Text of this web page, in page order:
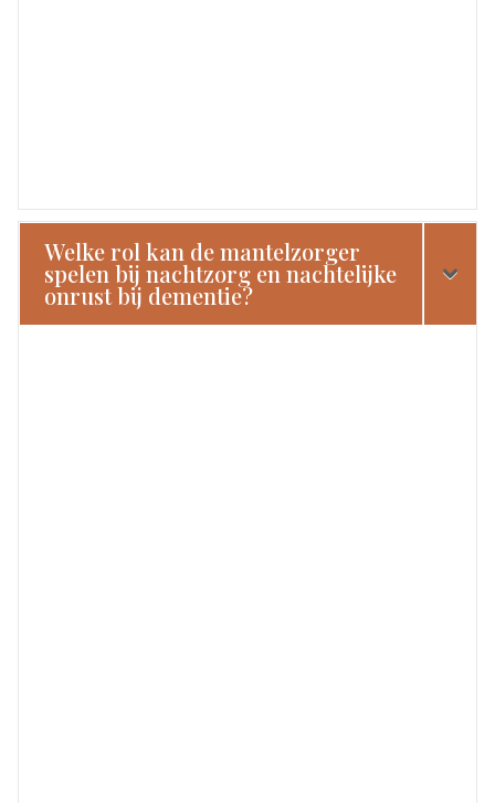
Welke rol kan de mantelzorger
spelen bij nachtzorg en nachtelijke
onrust bij dementie?